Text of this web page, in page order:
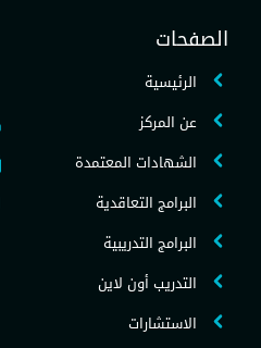
الصفحات
الرئيسية
عن المركز
الشهادات المعتمدة
البرامج التعاقدية
البرامج التدريبية
التدريب أون لاين
الاستشارات